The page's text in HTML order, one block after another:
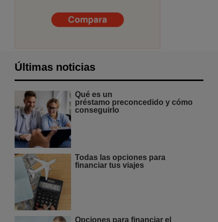
Últimas noticias
Qué es un
préstamo preconcedido y cómo
conseguirlo
Todas las opciones para
financiar tus viajes
Opciones para financiar el